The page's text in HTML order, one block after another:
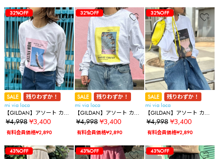
37%OFF
37%OFF
32%OFF
SALE
残りわずか！
mi via loca
【GILDAN】アソート カラ
ーPHOTOロゴロンT
¥4,998 ¥3,400
有料会員価格¥2,890
37%OFF
37%OFF
32%OFF
32%OFF
SALE
残りわずか！
mi via loca
【GILDAN】アソート カラ
ーPHOTOロゴロンT
¥4,998 ¥3,400
有料会員価格¥2,890
37%OFF
37%OFF
32%OFF
32%OFF
32%OFF
SALE
残りわずか！
mi via loca
【GILDAN】アソート カラ
ーPHOTOロゴロンT
¥4,998 ¥3,400
有料会員価格¥2,890
37%OFF
37%OFF
32%OFF
32%OFF
32%OFF
43%OFF 37%OFF
37%OFF
32%OFF
32%OFF
32%OFF
43%OFF
43%OFF 37%OFF
37%OFF
32%OFF
32%OFF
32%OFF
43%OFF
43%OFF
43%OFF